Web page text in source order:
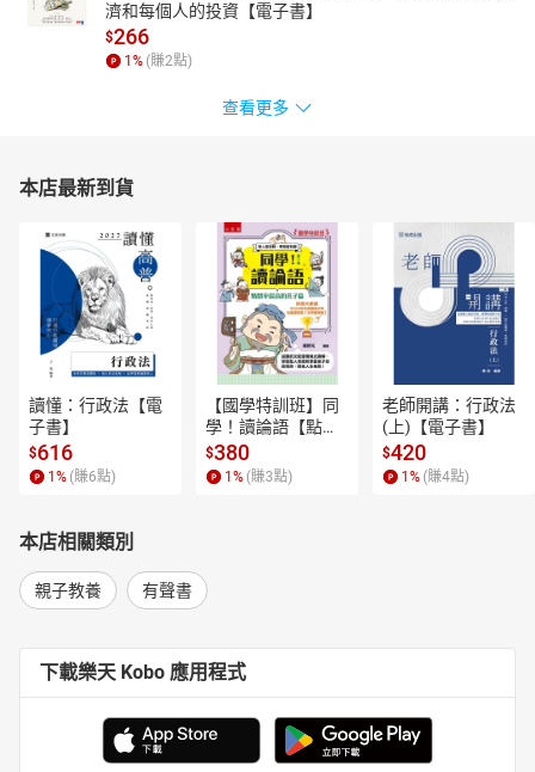
濟和每個人的投資【電子書】
$266
1 % (賺2點)
查看更多
本店最新到貨
讀懂：行政法【電
子書】
$616
1 % (賺6點)
【國學特訓班】同
學！讀論語【點閱
率最高的孔子篇】
逗趣的文配圖情境
式講解，學習聖人
$380
1 % (賺3點)
老師開講：行政法
(上)【電子書】
$420
1 % (賺4點)
本店相關類別
親子教養 有聲書
下載樂天 Kobo 應用程式